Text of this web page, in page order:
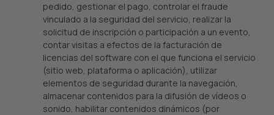
pedido, gestionar el pago, controlar el fraude
vinculado a la seguridad del servicio, realizar la
solicitud de inscripción o participación a un evento,
contar visitas a efectos de la facturación de
licencias del software con el que funciona el servicio
(sitio web, plataforma o aplicación), utilizar
elementos de seguridad durante la navegación,
almacenar contenidos para la difusión de vídeos o
sonido, habilitar contenidos dinámicos (por